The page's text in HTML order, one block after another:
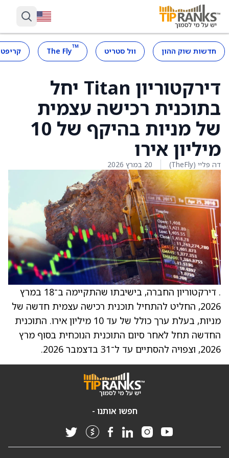
חדשות שוק ההון וול סטריט ™
The Fly
דירקטוריון Titan יחל
בתוכנית רכישה עצמית
של מניות בהיקף של 10
מיליון אירו
דה פליי (TheFly) 20 במרץ 2026
. דירקטוריון החברה, בישיבתו שהתקיימה ב־18 במרץ
2026, החליט להתחיל תוכנית רכישה עצמית חדשה של
מניות, בעלת ערך כולל של עד 10 מיליון אירו. התוכנית
החדשה תחל לאחר סיום התוכנית הנוכחית בסוף מרץ
2026, וצפויה להסתיים עד ל־31 בדצמבר 2026.
חפשו אותנו -